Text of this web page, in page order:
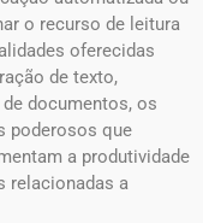
o recurso de leitura
oferecidas
de texto,
documentos, os
poderosos que
a produtividade
relacionadas a